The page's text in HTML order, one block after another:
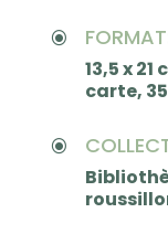
\
13,5 x
carte,
\